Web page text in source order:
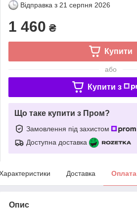
Відправка з 21 серпня 2026
1 460 ₴
Купити
або
Купити з
Що таке купити з Пром?
Замовлення під захистом
Доступна доставка
Доставка Оплата
Опис